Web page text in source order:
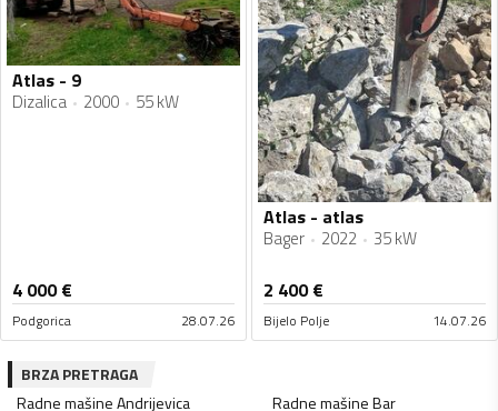
Atlas - 9
Dizalica 2000 55 kW
4 000€
Podgorica 28.07.26
Atlas - atlas
Bager 2022 35 kW
2 400€
Bijelo Polje 14.07.26
BRZA PRETRAGA
Radne mašineAndrijevica Radne mašineBar